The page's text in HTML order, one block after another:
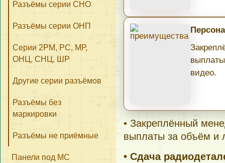
видео.
• Закреплённый
выплаты за объём и
• Сдача
Разъёмы серии СНО
Разъёмы серии ОНП
Серии 2РМ, РС, МР,
ОНЦ, СНЦ, ШР
Другие серии разъёмов
Разъёмы без
маркировки
Разъёмы не приёмные
Панели под МС